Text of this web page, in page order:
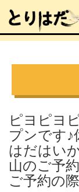
ピヨピヨ
プンです♪
はだはい
山のご予
ご予約の